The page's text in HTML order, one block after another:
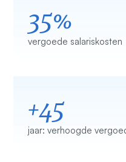
35%
vergoede salariskosten
+45
jaar: verhoogde